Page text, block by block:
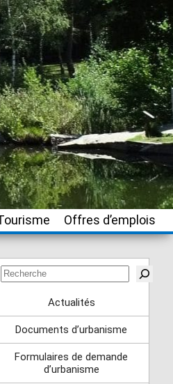
Offres d’emplois
Rechercher
Actualités
Documents d’urbanisme
Formulaires de demande
d’urbanisme